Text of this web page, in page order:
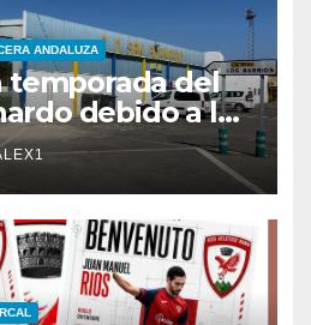
ANDALUZA
temporada del
debido a las
de
‘Alberto